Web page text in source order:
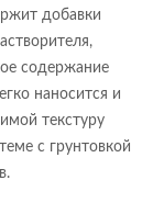
добавки
содержание
наносится и
текстуру
с грунтовкой